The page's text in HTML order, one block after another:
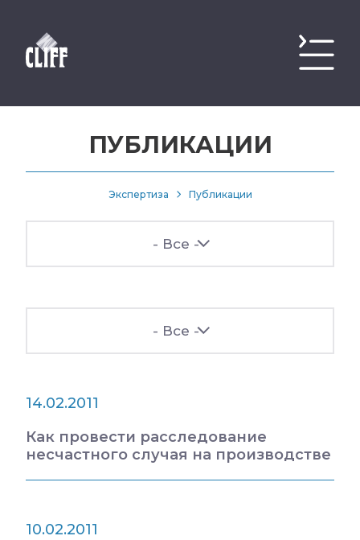
ПУБЛИКАЦИИ
Экспертиза Публикации
- Все -
- Все -
14.02.2011
Как провести расследование
несчастного случая на производстве
10.02.2011